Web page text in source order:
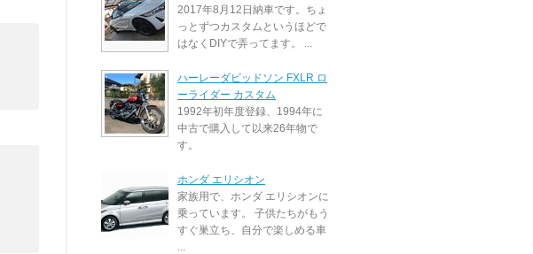
2017年8月12日納車です。ちょ
っとずつカスタムというほどで
はなくDIYで弄ってます。 ...
ハーレーダビッドソン FXLR ロ
ーライダー カスタム
1992年初年度登録、1994年に
中古で購入して以来26年物で
す。
ホンダ エリシオン
家族用で、ホンダ エリシオンに
乗っています。 子供たちがもう
すぐ巣立ち、自分で楽しめる車
...